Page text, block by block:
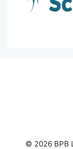
© 2026 BPB